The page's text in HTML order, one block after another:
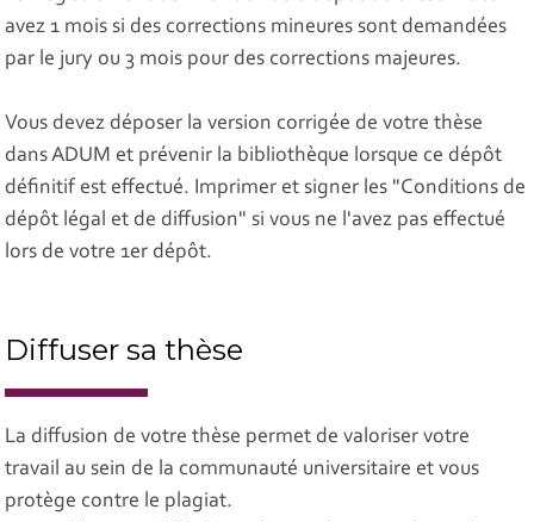
avez 1 mois si des corrections mineures sont demandées
par le jury ou 3 mois pour des corrections majeures.
Vous devez déposer la version corrigée de votre thèse
dans ADUM et prévenir la bibliothèque lorsque ce dépôt
définitif est effectué. Imprimer et signer les "Conditions de
dépôt légal et de diffusion" si vous ne l'avez pas effectué
lors de votre 1er dépôt.
Diffuser sa thèse
La diffusion de votre thèse permet de valoriser votre
travail au sein de la communauté universitaire et vous
protège contre le plagiat.